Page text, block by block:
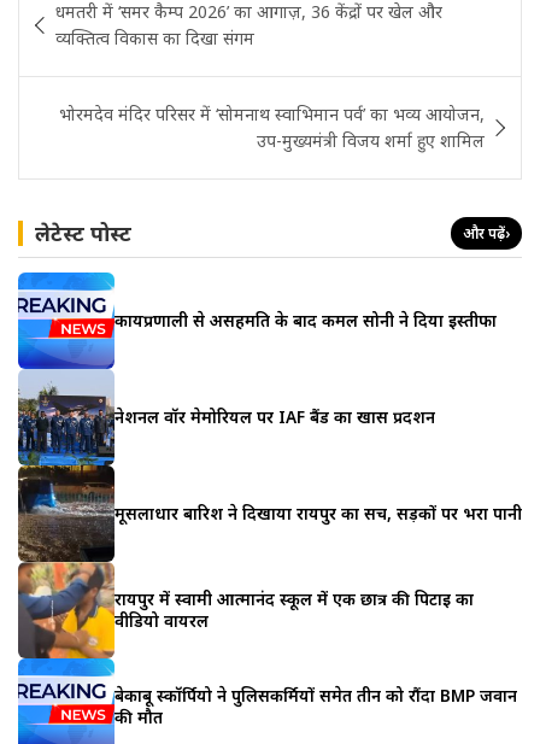
navigation
​धमतरी में ‘समर कैम्प 2026’ का आगाज़, 36 केंद्रों पर खेल और
व्यक्तित्व विकास का दिखा संगम
भोरमदेव मंदिर परिसर में ‘सोमनाथ स्वाभिमान पर्व’ का भव्य आयोजन,
उप-मुख्यमंत्री विजय शर्मा हुए शामिल
लेटेस्ट पोस्ट और पढ़ें›
कार्यप्रणाली से असहमति के बाद कमल सोनी ने दिया इस्तीफा
नेशनल वॉर मेमोरियल पर IAF बैंड का खास प्रदर्शन
मूसलाधार बारिश ने दिखाया रायपुर का सच, सड़कों पर भरा पानी
रायपुर में स्वामी आत्मानंद स्कूल में एक छात्र की पिटाई का
वीडियो वायरल
बेकाबू स्कॉर्पियो ने पुलिसकर्मियों समेत तीन को रौंदा BMP जवान
की मौत